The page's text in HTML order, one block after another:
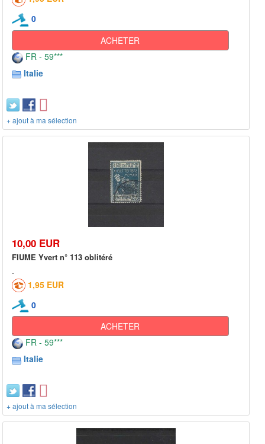
0
ACHETER
FR - 59***
Italie
+ ajout à ma sélection
10,00 EUR
FIUME Yvert n° 113 oblitéré
1,95 EUR
0
ACHETER
FR - 59***
Italie
+ ajout à ma sélection